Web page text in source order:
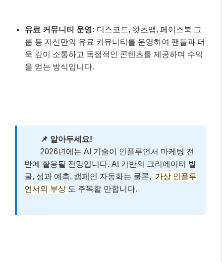
유료 커뮤니티 운영: 디스코드, 왓츠앱, 페이스북 그
룹 등 자신만의 유료 커뮤니티를 운영하여 팬들과 더
욱 깊이 소통하고 독점적인 콘텐츠를 제공하며 수익
을 얻는 방식입니다.
📌 알아두세요!
2026년에는 AI 기술이 인플루언서 마케팅 전
반에 활용될 전망입니다. AI 기반의 크리에이터 발
굴, 성과 예측, 캠페인 자동화는 물론, 가상 인플루
언서의 부상 도 주목할 만합니다.